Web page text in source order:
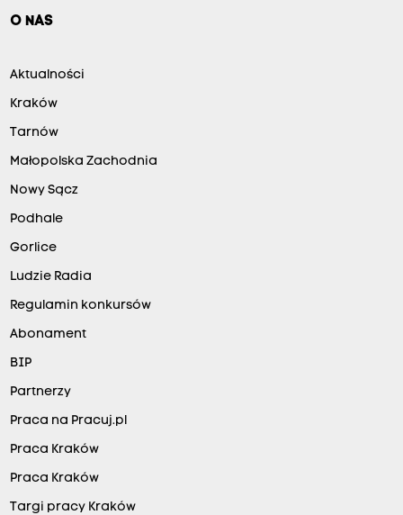
O NAS
Aktualności
Kraków
Tarnów
Małopolska Zachodnia
Nowy Sącz
Podhale
Gorlice
Ludzie Radia
Regulamin konkursów
Abonament
BIP
Partnerzy
Praca na Pracuj.pl
Praca Kraków
Praca Kraków
Targi pracy Kraków